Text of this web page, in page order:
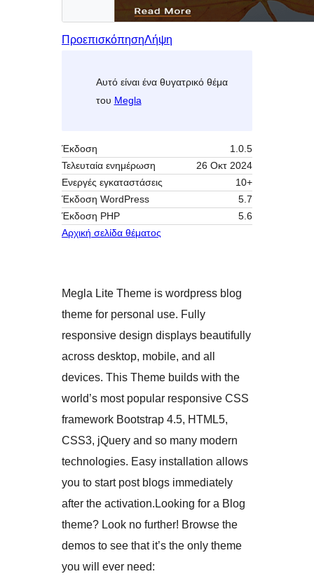
ΠροεπισκόπησηΛήψη
Αυτό είναι ένα θυγατρικό θέμα
του Megla
Έκδοση
1.0.5
Τελευταία ενημέρωση
26 Οκτ 2024
Ενεργές εγκαταστάσεις
10+
Έκδοση WordPress
5.7
Έκδοση ΡΗΡ
5.6
Αρχική σελίδα θέματος
Megla Lite Theme is wordpress blog
theme for personal use. Fully
responsive design displays beautifully
across desktop, mobile, and all
devices. This Theme builds with the
world’s most popular responsive CSS
framework Bootstrap 4.5, HTML5,
CSS3, jQuery and so many modern
technologies. Easy installation allows
you to start post blogs immediately
after the activation.Looking for a Blog
theme? Look no further! Browse the
demos to see that it’s the only theme
you will ever need: